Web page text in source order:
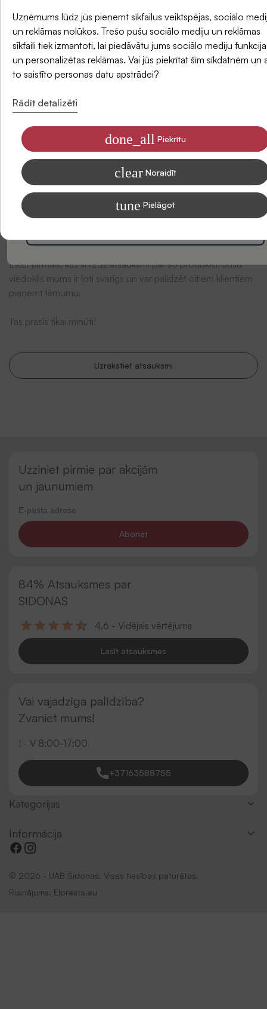
Atlikums veikalos
Piegādes metodes
Esiet pirmais, kas sniedz atsauksmi par šo produktu. Jūsu
viedoklis mums ir ļoti svarīgs un var palīdzēt citiem klientiem
pieņemt lēmumu.
Tas prasīs tikai minūti!
Uzrakstiet atsauksmi
Uzziniet pirmie par akcijām
un jaunumiem
Abonēt
84% Atsauksmes par
SIDONAS
4.6 - Vidējais vērtējums
Lasīt atsauksmes
Vai vajadzīga palīdzība?
Zvaniet mums!
I - V 8:00-17:00
+37163588755
Kategorijas
Informācija
© 2026 - UAB Sidonas. Visas tiesības paturētas.
Risinājums: Elpresta.eu
pasūtījumam.
E-pasts
Piekrītu saņemt SIDONAS jaunumus savā e-pastā
Informāciju par to, kā apstrādājam Jūsu datus mārketinga nolūkiem,
lasiet mūsu Privātuma politikā
Uzņēmums lūdz jūs pieņemt sīkfailus veiktspējas, sociālo
un reklāmas nolūkos. Trešo pušu sociālo mediju un reklāmas
sīkfaili tiek izmantoti, lai piedāvātu jums sociālo mediju
un personalizētas reklāmas. Vai jūs piekrītat šīm sīkdatnēm un
to saistīto personas datu apstrādei?
Rādīt detalizēti
done_all Piekrītu
clear Noraidīt
tune Pielāgot